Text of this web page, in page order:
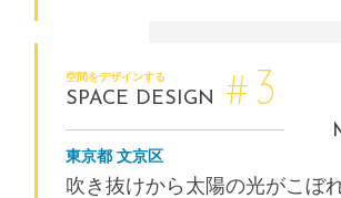
空間をデザインする
SPACE DESIGN # 3
東京都 文京区
吹き抜けから太陽の光がこぼ